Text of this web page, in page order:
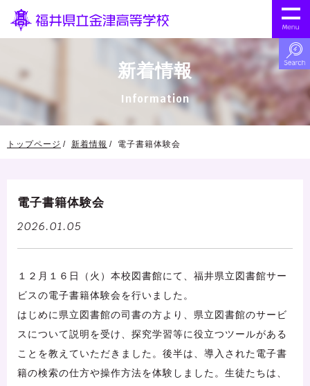
新着情報
Information
トップページ 新着情報 電子書籍体験会
電子書籍体験会
2026.01.05
１２月１６日（火）本校図書館にて、福井県立図書館サー
ビスの電子書籍体験会を行いました。
はじめに県立図書館の司書の方より、県立図書館のサービ
スについて説明を受け、探究学習等に役立つツールがある
ことを教えていただきました。後半は、導入された電子書
籍の検索の仕方や操作方法を体験しました。生徒たちは、